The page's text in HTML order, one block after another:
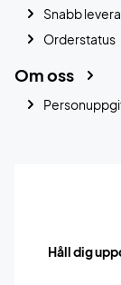
Snabb
Orderstatus
Om oss
Håll dig